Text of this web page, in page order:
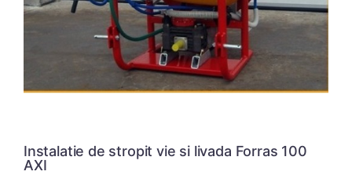
Instalatie de stropit vie si livada Forras 100
AXI